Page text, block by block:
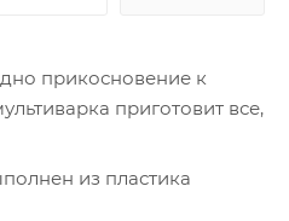
прикосновение к
приготовит все,
из пластика